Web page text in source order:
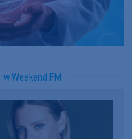
w Weekend FM